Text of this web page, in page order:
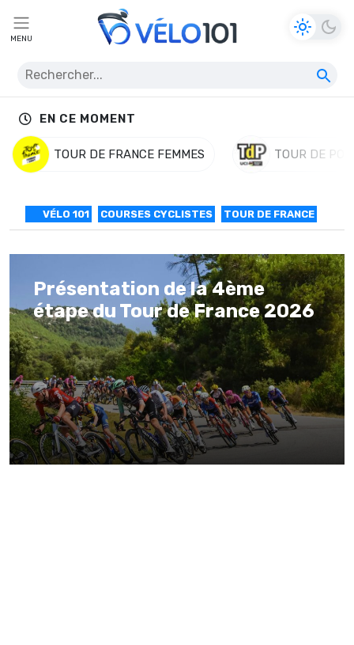
MENU
EN CE MOMENT
TOUR DE FRANCE FEMMES TOUR DE
VÉLO 101 COURSES CYCLISTES TOUR DE FRANCE
Présentation de la 4ème
étape du Tour de France 2026